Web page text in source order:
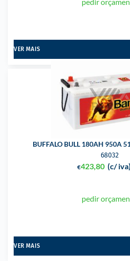
pedir
VER MAIS
BUFFALO BULL 180AH 950A
68032
€423,80 (c/ iva)
pedir
VER MAIS